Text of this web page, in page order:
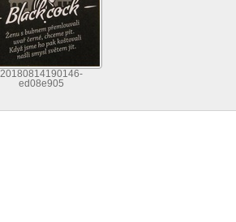
20180814190146-
ed08e905